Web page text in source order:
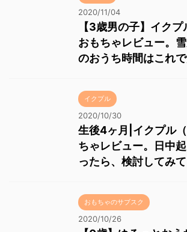
2020/11/04
【3歳男の子】イクプ
おもちゃレビュー。
のおうち時間はこれで
イクプル
2020/10/30
生後4ヶ月|イクプル
ちゃレビュー。日中
ったら、検討してみて
おもちゃのサブスク
2020/10/26